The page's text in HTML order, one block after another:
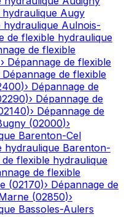
Augy
hydraulique Aulnois-
de flexible hydraulique
de flexible
› Dépannage de flexible
Dépannage de flexible
)› Dépannage de
)› Dépannage de
)› Dépannage de
(02000)›
Barenton-Cel
hydraulique Barenton-
de flexible hydraulique
de flexible
(02170)› Dépannage de
(02850)›
Bassoles-Aulers